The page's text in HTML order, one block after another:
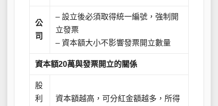
公
司
– 設立後必須取得統一編號，強制開
立發票
– 資本額大小不影響發票開立數量
資本額20萬與發票開立的關係
股
利
資本額越高，可分紅金額越多，所得